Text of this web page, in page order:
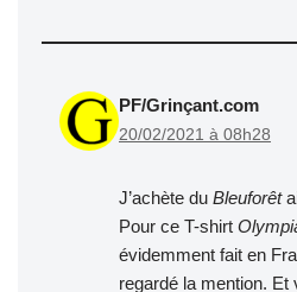
PF/Grinçant.com
20/02/2021 à 08h28
J’achète du Bleuforêt
Pour ce T-shirt
évidemment fait en
regardé la mention. Et